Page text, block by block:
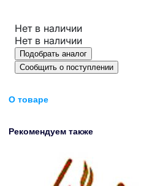
Нет в наличии
Нет в наличии
Подобрать аналог
Сообщить о поступлении
О товаре
Рекомендуем также